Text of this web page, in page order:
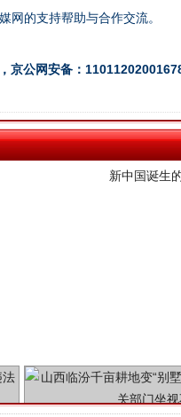
网的支持帮助与合作交流。
公网安备：11011202001678
新中国诞生的